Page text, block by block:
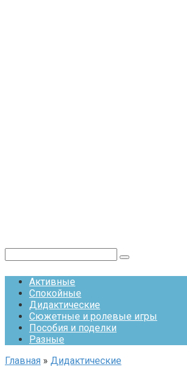
Активные
Спокойные
Дидактические
Сюжетные и ролевые игры
Пособия и поделки
Разные
Главная » Дидактические